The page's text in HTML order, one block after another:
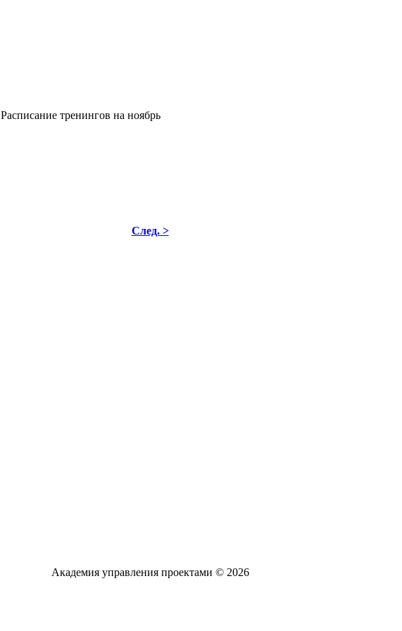
Расписание тренингов на ноябрь
След. >
Академия управления проектами © 2026